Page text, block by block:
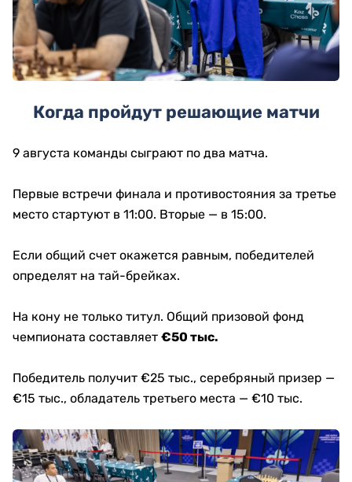
Когда пройдут решающие матчи
9 августа команды сыграют по два матча.
Первые встречи финала и противостояния за третье
место стартуют в 11:00. Вторые — в 15:00.
Если общий счет окажется равным, победителей
определят на тай-брейках.
На кону не только титул. Общий призовой фонд
чемпионата составляет €50 тыс.
Победитель получит €25 тыс., серебряный призер —
€15 тыс., обладатель третьего места — €10 тыс.